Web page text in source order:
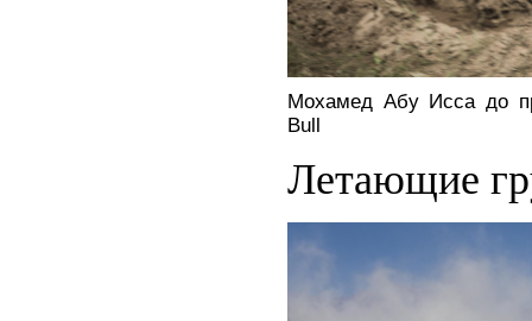
Мохамед Абу Исса до
Bull
Летающие